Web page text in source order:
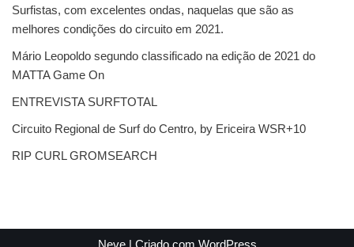
Surfistas, com excelentes ondas, naquelas que são as
melhores condições do circuito em 2021.
Mário Leopoldo segundo classificado na edição de 2021 do
MATTA Game On
ENTREVISTA SURFTOTAL
Circuito Regional de Surf do Centro, by Ericeira WSR+10
RIP CURL GROMSEARCH
Neve| Criado com WordPress